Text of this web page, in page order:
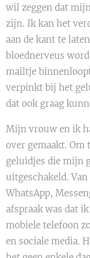
wil zeggen dat
zijn. Ik kan het
aan de kant te
bloednerveus
mailtje
verpinkt bij het
dat ook graag
Mijn vrouw en ik
over gemaakt. Om
geluidjes die mijn
uitgeschakeld.
WhatsApp,
afspraak was dat
mobiele telefoon
en sociale media.